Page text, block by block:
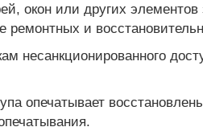
окон или других элементов
и
несанкционированного
опечатывает